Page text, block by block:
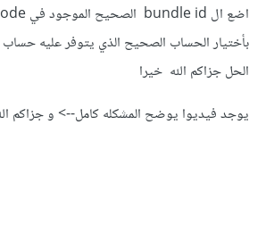
الحل جزاكم الله خيرا
يوجد فيديوا يوضح المشكله كامل--> و جزاكم